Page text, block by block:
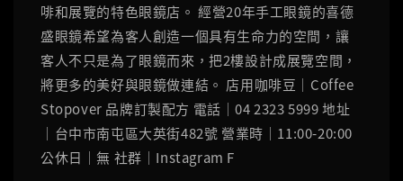
啡和展覽的特色眼鏡店。 經營20年手工眼鏡的喜德
盛眼鏡希望為客人創造一個具有生命力的空間，讓
客人不只是為了眼鏡而來，把2樓設計成展覽空間，
將更多的美好與眼鏡做連結。 店用咖啡豆｜Coffee
Stopover 品牌訂製配方 電話｜04 2323 5999 地址
｜台中市南屯區大英街482號 營業時｜11:00-20:00
公休日｜無 社群｜Instagram F